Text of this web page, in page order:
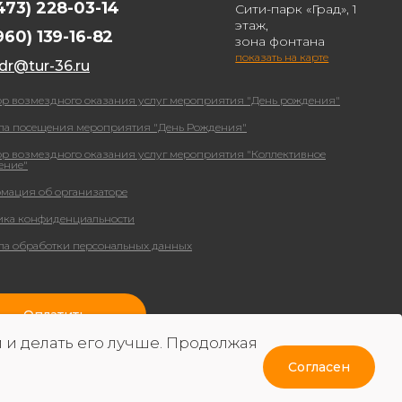
228-03-14
139-16-82
36.ru
Сити-парк «Град», 1
этаж,
зона фонтана
показать на карте
возмездного оказания услуг мероприятия "День рождения"
посещения мероприятия "День Рождения"
возмездного оказания услуг мероприятия "Коллективное
об организаторе
конфиденциальности
обработки персональных данных
Оплатить
и делать его лучше. Продолжая
Cогласен